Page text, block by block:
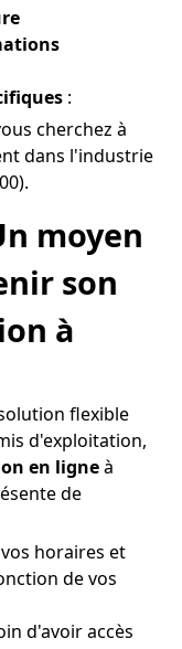
:
cherchez à
dans l'industrie
moyen
son
à
flexible
d'exploitation,
en ligneà
de
horaires et
de vos
d'avoir accès